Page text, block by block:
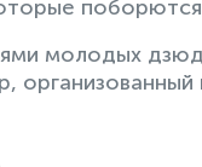
поборются
молодых